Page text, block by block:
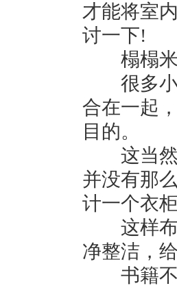
才能将室
讨一下!
榻榻米
很多小
合在一起
目的。
这当然
并没有那
计一个衣
这样布
净整洁，
书籍不